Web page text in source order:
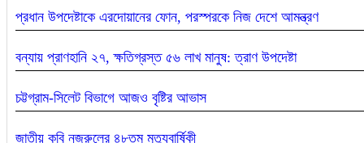
প্রধান উপদেষ্টাকে এরদোয়ানের ফোন, পরস্পরকে নিজ দেশে আমন্ত্রণ
বন্যায় প্রাণহানি ২৭, ক্ষতিগ্রস্ত ৫৬ লাখ মানুষ: ত্রাণ উপদেষ্টা
চট্টগ্রাম-সিলেট বিভাগে আজও বৃষ্টির আভাস
জাতীয় কবি নজরুলের ৪৮তম মৃত্যুবার্ষিকী